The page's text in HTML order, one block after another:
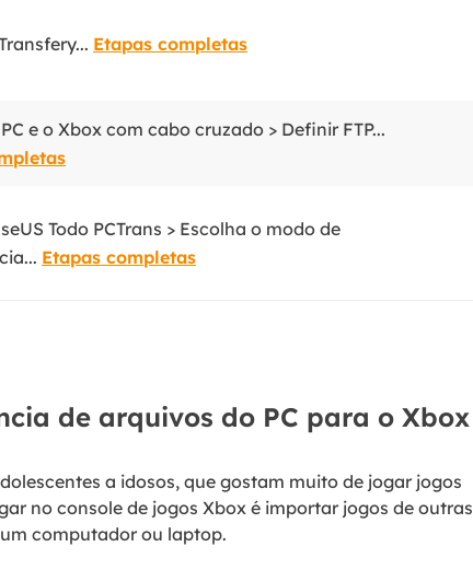
Etapas completas
e o Xbox com cabo cruzado > Definir FTP...
Todo PCTrans > Escolha o modo de
Etapas completas
de arquivos do PC para o Xbox
a idosos, que gostam muito de jogar jogos
no console de jogos Xbox é importar jogos de outras
computador ou laptop.